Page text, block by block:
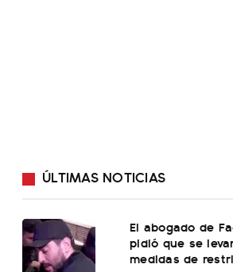
ÚLTIMAS NOTICIAS
El abogado de
pidió que se
medidas de